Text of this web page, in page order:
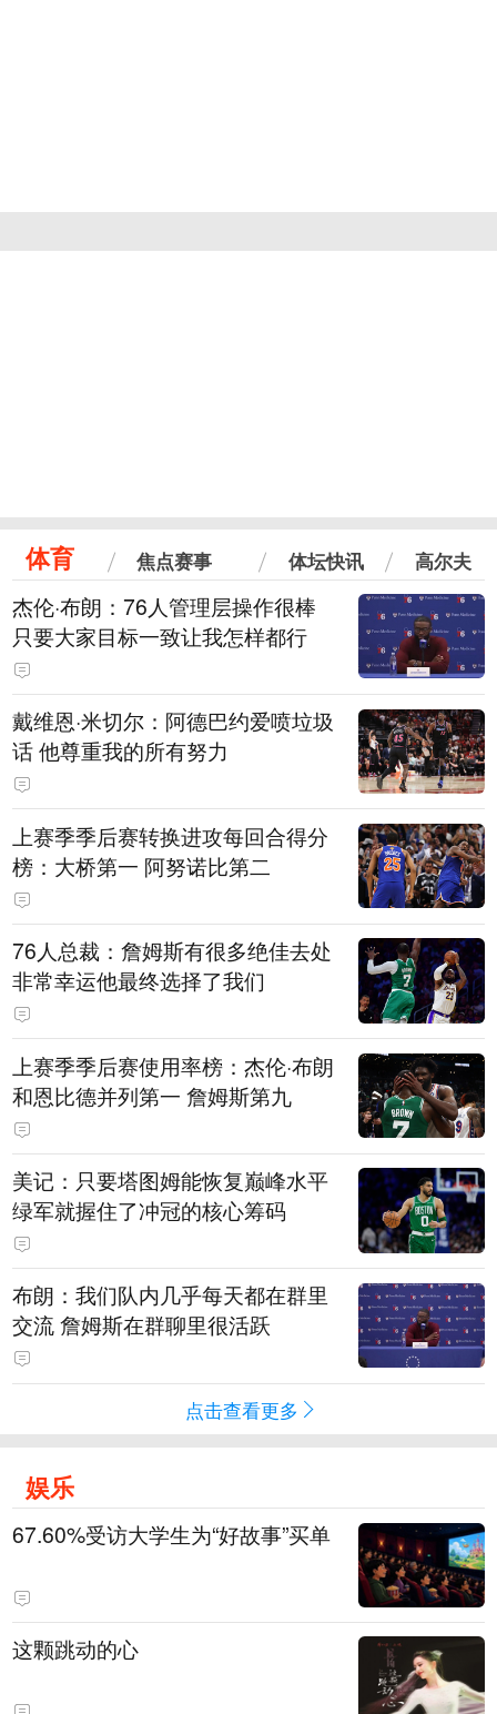
体育 焦点赛事 体坛快讯 高尔夫
杰伦·布朗：76人管理层操作很棒
只要大家目标一致让我怎样都行
戴维恩·米切尔：阿德巴约爱喷垃圾
话 他尊重我的所有努力
上赛季季后赛转换进攻每回合得分
榜：大桥第一 阿努诺比第二
76人总裁：詹姆斯有很多绝佳去处
非常幸运他最终选择了我们
上赛季季后赛使用率榜：杰伦·布朗
和恩比德并列第一 詹姆斯第九
美记：只要塔图姆能恢复巅峰水平
绿军就握住了冲冠的核心筹码
布朗：我们队内几乎每天都在群里
交流 詹姆斯在群聊里很活跃
点击查看更多
娱乐
67.60%受访大学生为“好故事”买单
这颗跳动的心